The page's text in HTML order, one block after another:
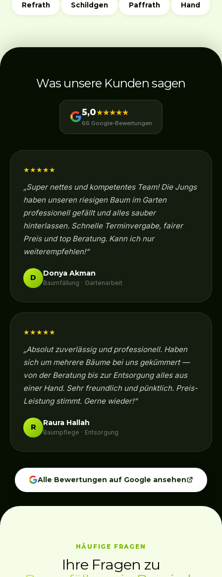
Refrath Schildgen Paffrath Hand
Was unsere Kunden sagen
5,0★★★★★
66 Google-Bewertungen
★★★★★
„Super nettes und kompetentes Team! Die Jungs
haben unseren riesigen Baum im Garten
professionell gefällt und alles sauber
hinterlassen. Schnelle Terminvergabe, fairer
Preis und top Beratung. Kann ich nur
weiterempfehlen!“
D Donya Akman
Baumfällung · Gartenarbeit
★★★★★
„Absolut zuverlässig und professionell. Haben
sich um mehrere Bäume bei uns gekümmert —
von der Beratung bis zur Entsorgung alles aus
einer Hand. Sehr freundlich und pünktlich. Preis-
Leistung stimmt. Gerne wieder!“
R Raura Hallah
Baumpflege · Entsorgung
Alle Bewertungen auf Google ansehen
HÄUFIGE FRAGEN
Ihre Fragen zu